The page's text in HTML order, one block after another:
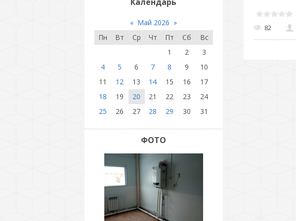
82
« Май 2026 »
Пн
Вт Ср Чт Пт Сб
Вс
1
2
3
4
5 6 7 8 9
10
11
12 13 14 15 16
17
18
19 20 21 22 23
24
25
26 27 28 29 30 31
ФОТО